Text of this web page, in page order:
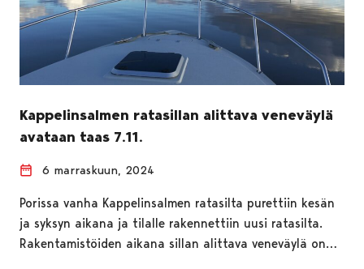
Kappelinsalmen ratasillan alittava veneväylä
avataan taas 7.11.
6 marraskuun, 2024
Porissa vanha Kappelinsalmen ratasilta purettiin kesän
ja syksyn aikana ja tilalle rakennettiin uusi ratasilta.
Rakentamistöiden aikana sillan alittava veneväylä on…